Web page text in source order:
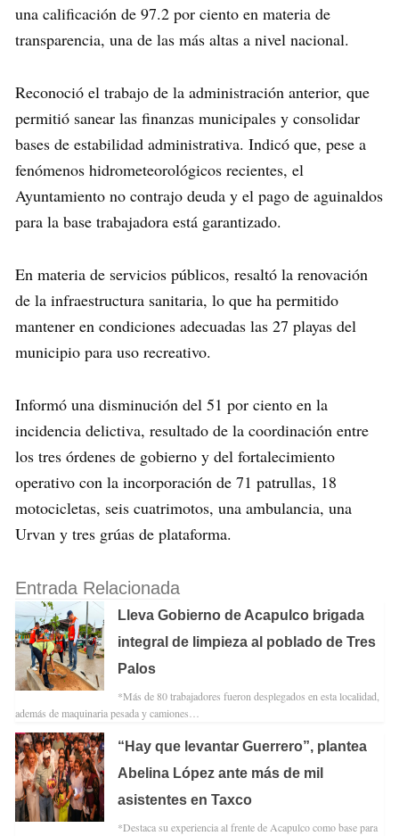
una calificación de 97.2 por ciento en materia de
transparencia, una de las más altas a nivel nacional.
Reconoció el trabajo de la administración anterior, que
permitió sanear las finanzas municipales y consolidar
bases de estabilidad administrativa. Indicó que, pese a
fenómenos hidrometeorológicos recientes, el
Ayuntamiento no contrajo deuda y el pago de aguinaldos
para la base trabajadora está garantizado.
En materia de servicios públicos, resaltó la renovación
de la infraestructura sanitaria, lo que ha permitido
mantener en condiciones adecuadas las 27 playas del
municipio para uso recreativo.
Informó una disminución del 51 por ciento en la
incidencia delictiva, resultado de la coordinación entre
los tres órdenes de gobierno y del fortalecimiento
operativo con la incorporación de 71 patrullas, 18
motocicletas, seis cuatrimotos, una ambulancia, una
Urvan y tres grúas de plataforma.
Entrada Relacionada
Lleva Gobierno de Acapulco brigada
integral de limpieza al poblado de Tres
Palos
*Más de 80 trabajadores fueron desplegados en esta localidad,
además de maquinaria pesada y camiones…
“Hay que levantar Guerrero”, plantea
Abelina López ante más de mil
asistentes en Taxco
*Destaca su experiencia al frente de Acapulco como base para